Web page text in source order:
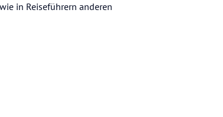
in Reiseführern anderen